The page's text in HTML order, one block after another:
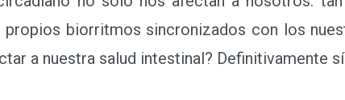
biorritmos sincronizados con los
a nuestra salud intestinal? Definitivamente